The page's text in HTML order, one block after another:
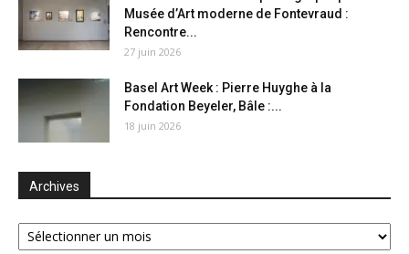
Musée d’Art moderne de Fontevraud :
Rencontre...
27 juin 2026
Basel Art Week : Pierre Huyghe à la
Fondation Beyeler, Bâle :...
18 juin 2026
Archives
Archives